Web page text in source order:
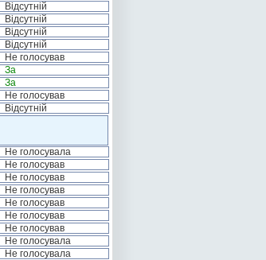
Відсутній
Відсутній
Відсутній
Відсутній
Не голосував
За
За
Не голосував
Відсутній
Не голосувала
Не голосував
Не голосував
Не голосував
Не голосував
Не голосував
Не голосував
Не голосувала
Не голосувала